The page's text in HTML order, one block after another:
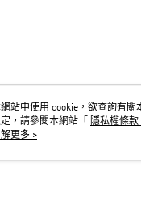
站中使用 cookie，欲查詢有關
，請參閱本網站「
隱私權條款
cookie。
解更多 >